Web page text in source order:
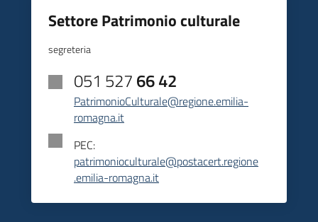
Settore Patrimonio culturale
segreteria
051 52766 42
PatrimonioCulturale@regione.emilia-
romagna.it
PEC:
patrimonioculturale@postacert.regione
.emilia-romagna.it